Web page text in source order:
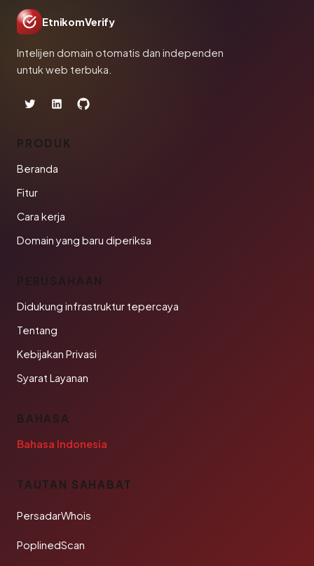
EtnikomVerify
Intelijen domain otomatis dan independen
untuk web terbuka.
PRODUK
Beranda
Fitur
Cara kerja
Domain yang baru diperiksa
PERUSAHAAN
Didukung infrastruktur tepercaya
Tentang
Kebijakan Privasi
Syarat Layanan
BAHASA
Bahasa Indonesia
TAUTAN SAHABAT
PersadarWhois
PoplinedScan